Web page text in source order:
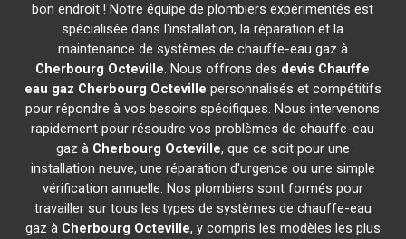
bon endroit ! Notre équipe de plombiers expérimentés est
spécialisée dans l'installation, la réparation et la
maintenance de systèmes de chauffe-eau gaz à
Cherbourg Octeville. Nous offrons des devis Chauffe
eau gaz Cherbourg Octeville personnalisés et compétitifs
pour répondre à vos besoins spécifiques. Nous intervenons
rapidement pour résoudre vos problèmes de chauffe-eau
gaz à Cherbourg Octeville, que ce soit pour une
installation neuve, une réparation d'urgence ou une simple
vérification annuelle. Nos plombiers sont formés pour
travailler sur tous les types de systèmes de chauffe-eau
gaz à Cherbourg Octeville, y compris les modèles les plus